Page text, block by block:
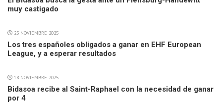
muy castigado
25 NOVIEMBRE 2025
Los tres españoles obligados a ganar en EHF European
League, y a esperar resultados
18 NOVIEMBRE 2025
Bidasoa recibe al Saint-Raphael con la necesidad de ganar
por 4